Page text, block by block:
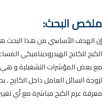
ملخص البحث:
إن الهدف الأساسي من هذا البحث
الكبح للكابح الهيدروديناميكي
مع بعض المؤشرات التشغيلية و
لزوجة السائل العامل داخل الكابح
معرفة عزم الكبح مباشرة مع أي